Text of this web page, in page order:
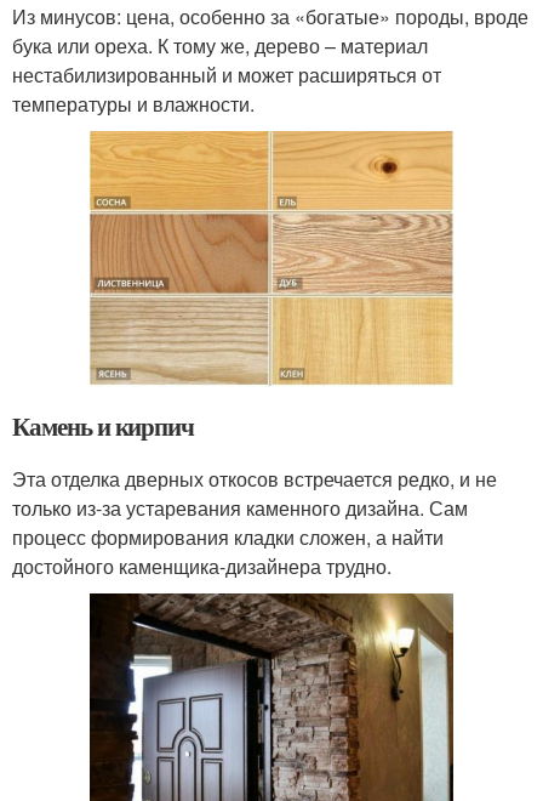
Из минусов: цена, особенно за «богатые» породы, вроде
бука или ореха. К тому же, дерево – материал
нестабилизированный и может расширяться от
температуры и влажности.
Камень и кирпич
Эта отделка дверных откосов встречается редко, и не
только из-за устаревания каменного дизайна. Сам
процесс формирования кладки сложен, а найти
достойного каменщика-дизайнера трудно.